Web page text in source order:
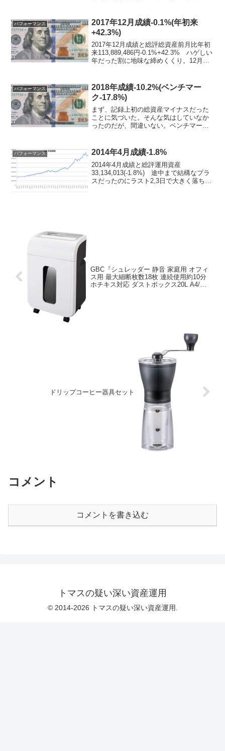
の2100が底で、250...
パフォーマンス
2017年12月成績-0.1%(年初来
+42.3%)
2017年12月成績と総評総資産前月比年初
来113,889,486円-0.1%+42.3% ハゲしい
年だった割に地味な締めくくり。12月ハ
3000まで回復...
パフォーマンス
2018年成績-10.2%(ベンチマー
ク-17.8%)
まず、記録上初の総資産マイナスだった
ことに気づいた。そんな気はしていなか
ったのだが、間違いない。ベンチマーク
った2017年の上げをほぼ丸々巻き戻すぐ
らいの結構大きな...
パフォーマンス 2014年4月成績-1.8%
2014年4月成績と総評運用資産
33,134,013(-1.8%) 途中まで結構なプラ
スだったのにラスト2,3日で大きく落ち込
GBC『シュレッダー 静音 家庭用 オフィ
ス用 最大細断枚数18枚 連続使用約10分
ホチキス対応 ダストボックス20L A4/約
ドリップコーヒー器具セット
コメント
コメントを書き込む
トマスの疑い深い資産運用
© 2014-2026 トマスの疑い深い資産運用.